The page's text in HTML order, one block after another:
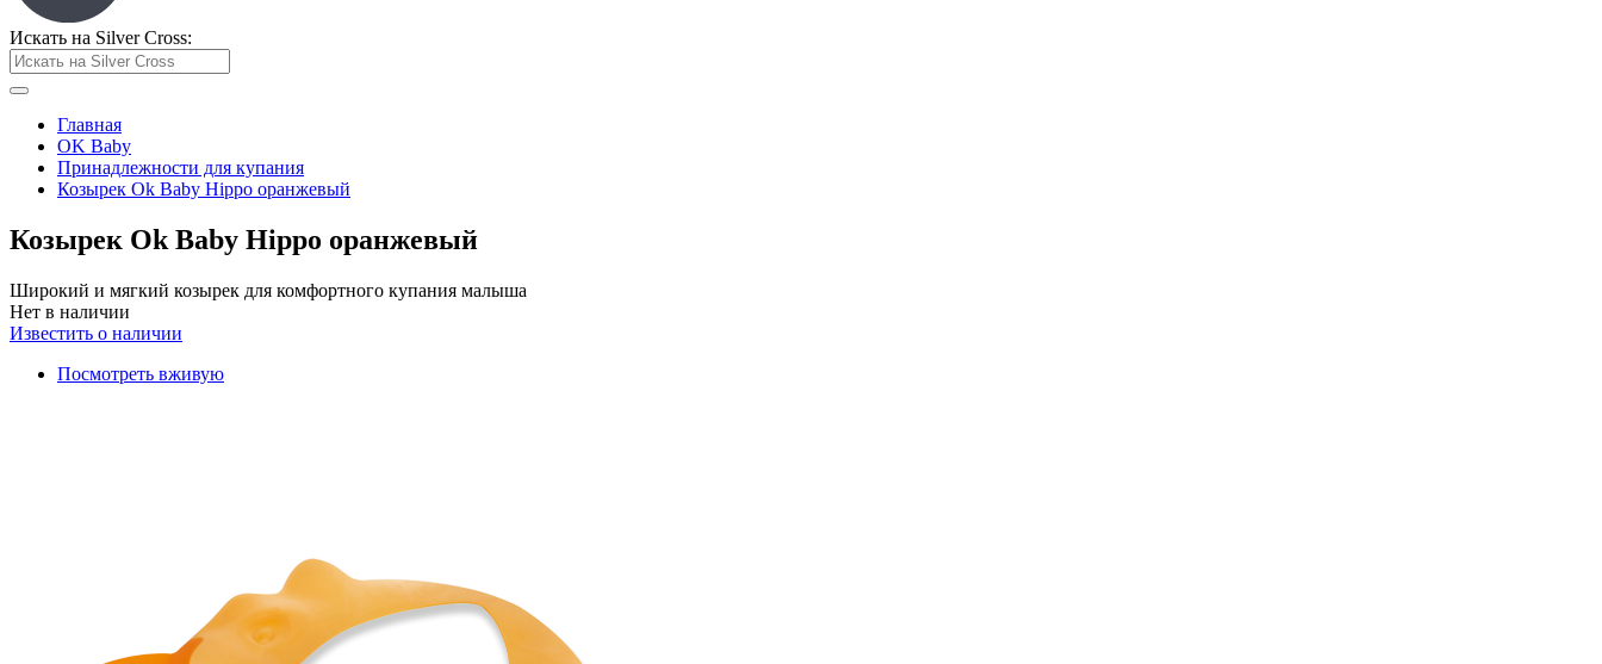
Искать на Silver Cross:
Главная
OK Baby
Принадлежности для купания
Козырек Ok Baby Hippo оранжевый
Козырек Ok Baby Hippo оранжевый
Широкий и мягкий козырек для комфортного купания малыша
Нет в наличии
Известить о наличии
Посмотреть вживую